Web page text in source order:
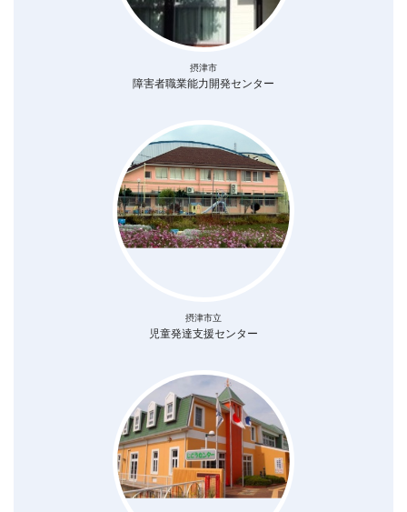
摂津市
障害者職業能力開発センター
摂津市立
児童発達支援センター